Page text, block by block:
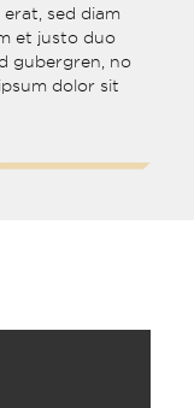
sed diam
et justo duo
gubergren, no
dolor sit